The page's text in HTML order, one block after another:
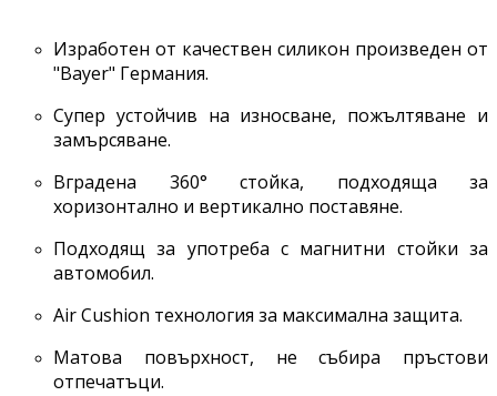
Изработен от качествен силикон произведен от
"Bayer" Германия.
Супер устойчив на износване, пожълтяване и
замърсяване.
Вградена 360° стойка, подходяща за
хоризонтално и вертикално поставяне.
Подходящ за употреба с магнитни стойки за
автомобил.
Air Cushion технология за максимална защита.
Матова повърхност, не събира пръстови
отпечатъци.